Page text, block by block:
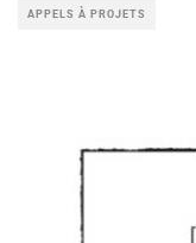
APPELS À PROJETS